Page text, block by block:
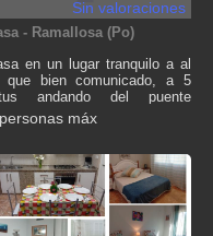
con césped artificial para
al aire libre o descansar
Sin valoraciones
- Ramallosa (Po)
en un lugar tranquilo a al
que bien comunicado, a 5
andando del puente
de ramallosa, cerca de
América, Baiona ideal para
máx